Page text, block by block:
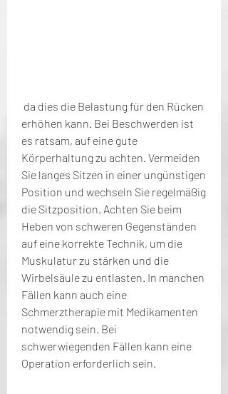
erhöhen kann. Bei Beschwerden ist
es ratsam, auf eine gute
Körperhaltung zu achten. Vermeiden
Sie langes Sitzen in einer ungünstigen
Position und wechseln Sie regelmäßig
die Sitzposition. Achten Sie beim
Heben von schweren Gegenständen
auf eine korrekte Technik, um die
Muskulatur zu stärken und die
Wirbelsäule zu entlasten. In manchen
Fällen kann auch eine
Schmerztherapie mit Medikamenten
notwendig sein. Bei
schwerwiegenden Fällen kann eine
Operation erforderlich sein.